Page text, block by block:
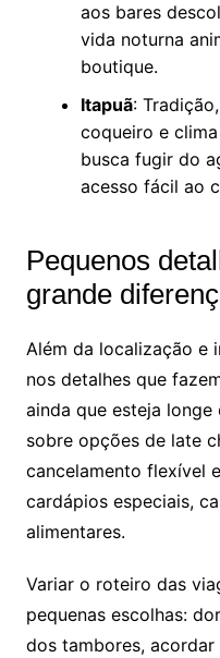
aos bares
vida noturna
boutique.
Itapuã:
coqueiro e
busca fugir do
acesso fácil ao
Pequenos
grande
Além da localização e
nos detalhes que
ainda que esteja longe
sobre opções de late
cancelamento flexível
cardápios especiais,
alimentares.
Variar o roteiro das
pequenas escolhas:
dos tambores,